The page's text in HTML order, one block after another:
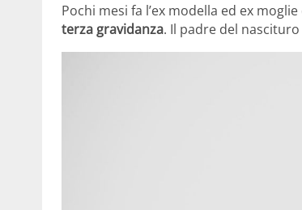
Pochi mesi fa l’ex modella ed ex
terza gravidanza. Il padre del